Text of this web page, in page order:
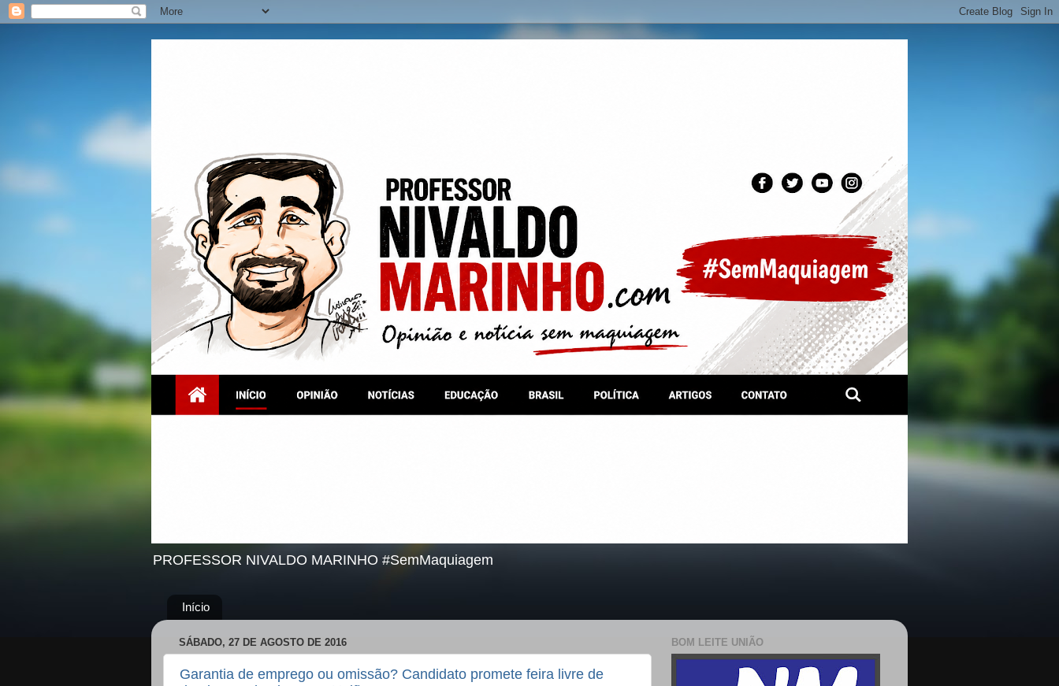
PROFESSOR NIVALDO MARINHO #SemMaquiagem
Início
SÁBADO, 27 DE AGOSTO DE 2016
Garantia de emprego ou omissão? Candidato promete feira livre de
BOM LEITE UNIÃO